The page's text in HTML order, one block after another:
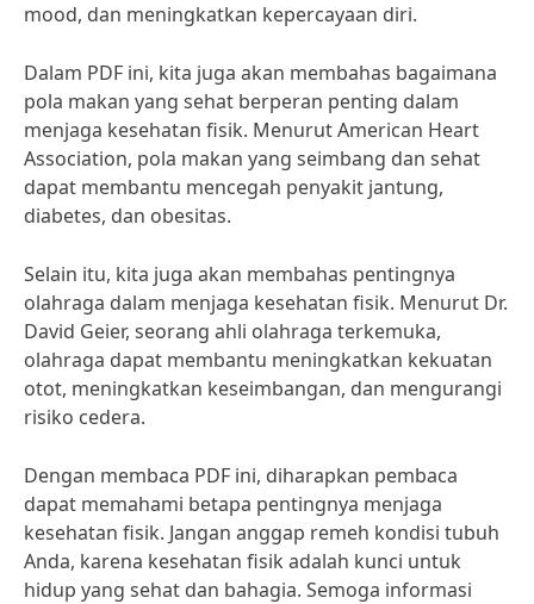
mood, dan meningkatkan kepercayaan diri.
Dalam PDF ini, kita juga akan membahas bagaimana
pola makan yang sehat berperan penting dalam
menjaga kesehatan fisik. Menurut American Heart
Association, pola makan yang seimbang dan sehat
dapat membantu mencegah penyakit jantung,
diabetes, dan obesitas.
Selain itu, kita juga akan membahas pentingnya
olahraga dalam menjaga kesehatan fisik. Menurut Dr.
David Geier, seorang ahli olahraga terkemuka,
olahraga dapat membantu meningkatkan kekuatan
otot, meningkatkan keseimbangan, dan mengurangi
risiko cedera.
Dengan membaca PDF ini, diharapkan pembaca
dapat memahami betapa pentingnya menjaga
kesehatan fisik. Jangan anggap remeh kondisi tubuh
Anda, karena kesehatan fisik adalah kunci untuk
hidup yang sehat dan bahagia. Semoga informasi